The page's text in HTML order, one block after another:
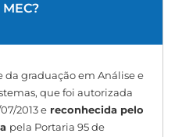
da graduação em Análise e
que foi autorizada
2013 e reconhecida pelo
pela Portaria 95 de